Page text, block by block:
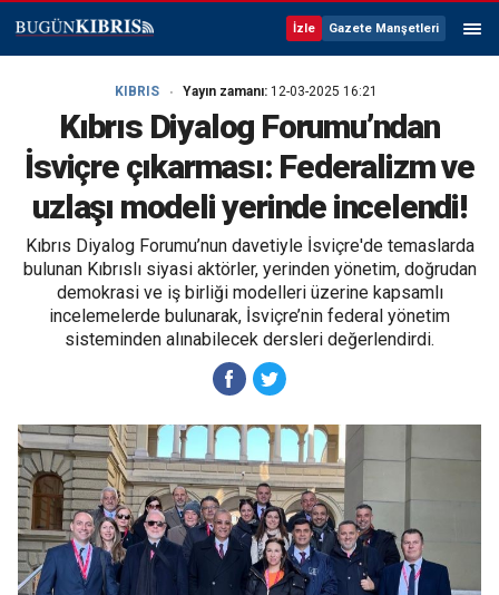
İzle Gazete Manşetleri
KIBRIS Yayın zamanı: 12-03-2025 16:21
Kıbrıs Diyalog Forumu’ndan
İsviçre çıkarması: Federalizm ve
uzlaşı modeli yerinde incelendi!
Kıbrıs Diyalog Forumu’nun davetiyle İsviçre'de temaslarda
bulunan Kıbrıslı siyasi aktörler, yerinden yönetim, doğrudan
demokrasi ve iş birliği modelleri üzerine kapsamlı
incelemelerde bulunarak, İsviçre’nin federal yönetim
sisteminden alınabilecek dersleri değerlendirdi.